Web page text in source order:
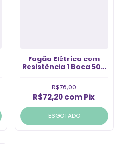
Fogão Elétrico com
Resistência 1 Boca 500
R$76,00
R$72,20comPix
ESGOTADO